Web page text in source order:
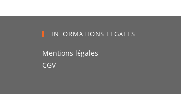
INFORMATIONS LÉGALES
Mentions légales
CGV